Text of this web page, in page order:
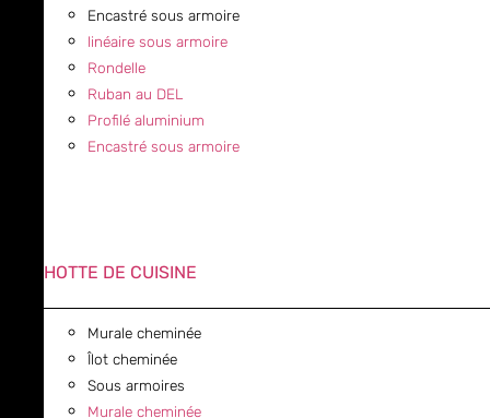
Encastré sous armoire
linéaire sous armoire
Rondelle
Ruban au DEL
Profilé aluminium
Encastré sous armoire
HOTTE DE CUISINE
Murale cheminée
Îlot cheminée
Sous armoires
Murale cheminée